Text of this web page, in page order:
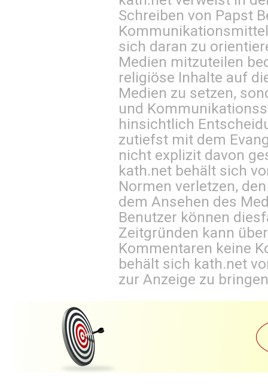
Schreiben von Papst
sich daran zu
Medien mitzuteilen
religiöse Inhalte auf
Medien zu setzen,
und
hinsichtlich
zutiefst mit dem
nicht explizit davon
kath.net behält sich
Normen verletzen,
dem Ansehen des
Benutzer können
Zeitgründen kann
Kommentaren keine
behält sich kath.net
zur Anzeige zu